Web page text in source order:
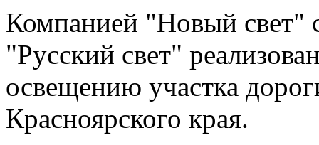
Компанией "Новый свет"
"Русский свет"
освещению участка
Красноярского края.